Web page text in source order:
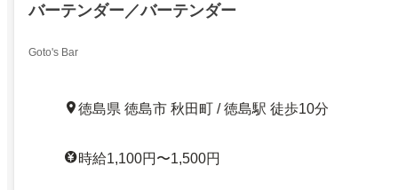
バーテンダー／バーテンダー
Goto's Bar
徳島県 徳島市 秋田町 / 徳島駅 徒歩10分
時給1,100円〜1,500円